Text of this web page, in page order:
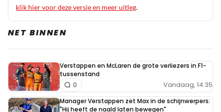
klik hier voor deze versie en meer uitleg.
NET BINNEN
Verstappen en McLaren de grote verliezers in F1-
tussenstand
Vandaag, 14:35
0
Manager Verstappen zet Max in de schijnwerpers:
"Hij heeft de naald laten bewegen"